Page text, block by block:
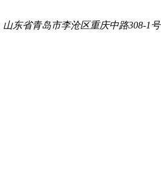
东省青岛市李沧区重庆中路308-1号